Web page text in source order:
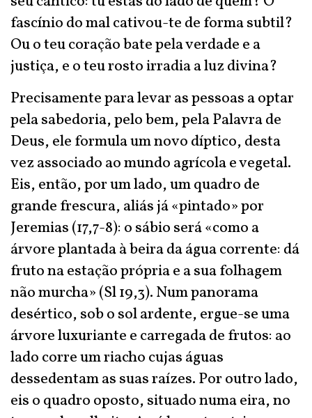
fascínio do mal cativou-te de forma subtil?
Ou o teu coração bate pela verdade e a
justiça, e o teu rosto irradia a luz divina?
Precisamente para levar as pessoas a optar
pela sabedoria, pelo bem, pela Palavra de
Deus, ele formula um novo díptico, desta
vez associado ao mundo agrícola e vegetal.
Eis, então, por um lado, um quadro de
grande frescura, aliás já «pintado» por
Jeremias (17,7-8): o sábio será «como a
árvore plantada à beira da água corrente: dá
fruto na estação própria e a sua folhagem
não murcha» (Sl 19,3). Num panorama
desértico, sob o sol ardente, ergue-se uma
árvore luxuriante e carregada de frutos: ao
lado corre um riacho cujas águas
dessedentam as suas raízes. Por outro lado,
eis o quadro oposto, situado numa eira, no